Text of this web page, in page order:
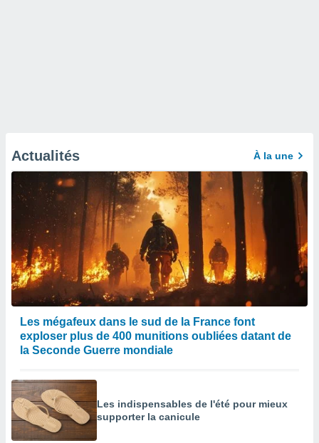
Actualités À la une
Les mégafeux dans le sud de la France font
exploser plus de 400 munitions oubliées datant de
la Seconde Guerre mondiale
Les indispensables de l'été pour mieux
supporter la canicule